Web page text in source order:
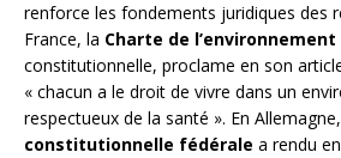
renforce les fondements juridiques des
France, la Charte de l’environnement
constitutionnelle, proclame en son
« chacun a le droit de vivre dans un
respectueux de la santé ». En
constitutionnelle fédérale a rendu